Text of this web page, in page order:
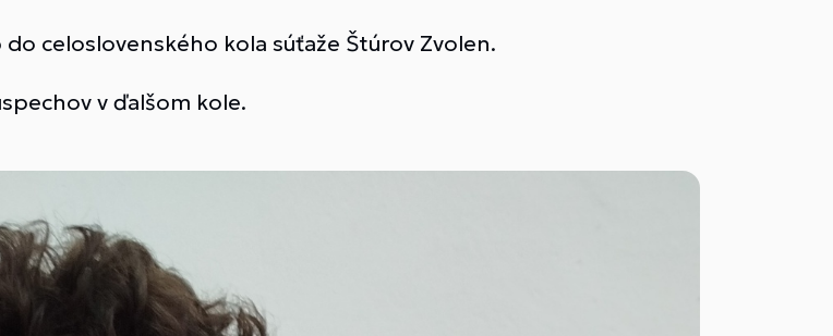
celoslovenského kola súťaže Štúrov Zvolen.
v ďalšom kole.